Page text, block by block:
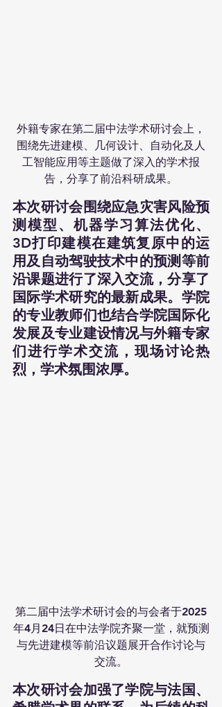
外籍专家在第二届中法学术研讨会上，
围绕先进建模、几何设计、自动化及人
工智能应用等主题做了深入的学术报
告，分享了前沿科研成果。
本次研讨会围绕应急灾害风险预
测模型、机器学习算法优化、
3D打印建模在建筑复原中的运
用及自动驾驶技术中的预测等前
沿课题进行了深入交流，分享了
国际学术研究的最新成果。学院
的专业教师们也结合学院国际化
发展及专业建设情况与外籍专家
们进行学术交流，现场讨论热
烈，学术氛围浓厚。
第二届中法学术研讨会的与会者于2025
年4月24日在中法学院齐聚一堂，就预测
与先进建模等前沿议题展开合作讨论与
交流。
本次研讨会加强了学院与法国、